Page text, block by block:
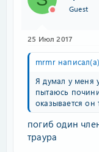
Guest
25 Июл 2017
mrmr
Я думал у меня
пытаюсь
оказывается он
погиб один
траура